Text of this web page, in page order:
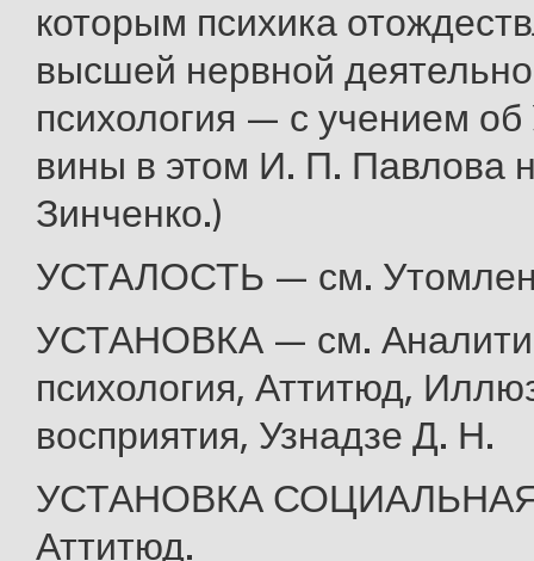
которым психика
высшей нервной
психология — с учением
вины в этом И. П. Павлова
Зинченко.)
УСТАЛОСТЬ — см.
УСТАНОВКА — см.
психология, Аттитюд,
восприятия, Узнадзе Д. Н.
УСТАНОВКА
Аттитюд.